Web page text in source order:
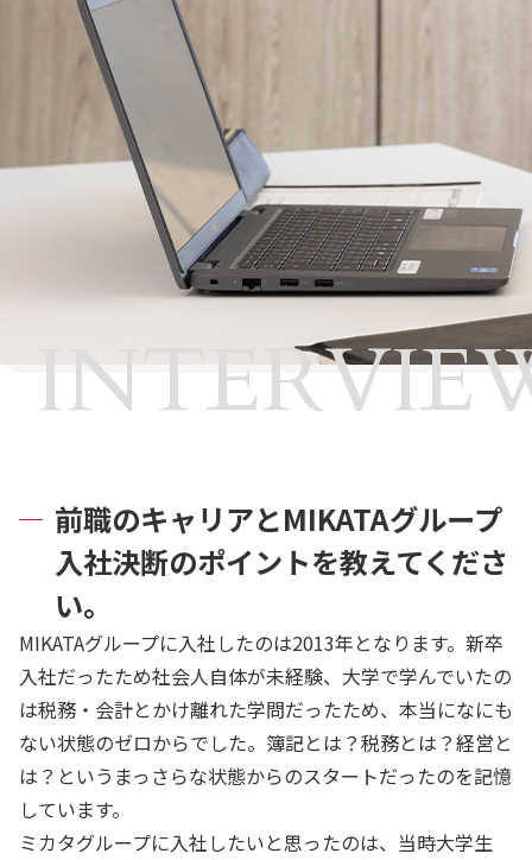
前職のキャリアとMIKATAグループ
入社決断のポイントを教えてくださ
い。
MIKATAグループに入社したのは2013年となります。新卒
入社だったため社会人自体が未経験、大学で学んでいたの
は税務・会計とかけ離れた学問だったため、本当になにも
ない状態のゼロからでした。簿記とは？税務とは？経営と
は？というまっさらな状態からのスタートだったのを記憶
しています。
ミカタグループに入社したいと思ったのは、当時大学生